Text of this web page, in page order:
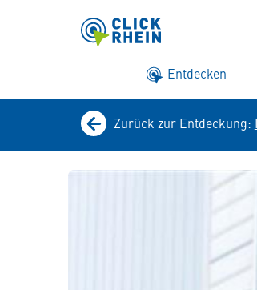
Entdecken
Zurück zur Entdeckung: